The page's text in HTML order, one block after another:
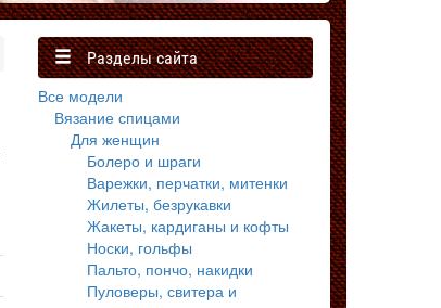
Разделы сайта
Все модели
Вязание спицами
Для женщин
Болеро и шраги
Варежки, перчатки, митенки
Жилеты, безрукавки
Жакеты, кардиганы и кофты
Носки, гольфы
Пальто, пончо, накидки
Пуловеры, свитера и